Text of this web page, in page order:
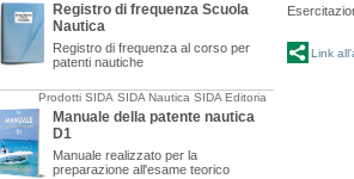
Registro di frequenza Scuola
Nautica
Registro di frequenza al corso per
patenti nautiche
Prodotti SIDA SIDA Nautica SIDA Editoria
Manuale della patente nautica
D1
Manuale realizzato per la
preparazione all'esame teorico
Link